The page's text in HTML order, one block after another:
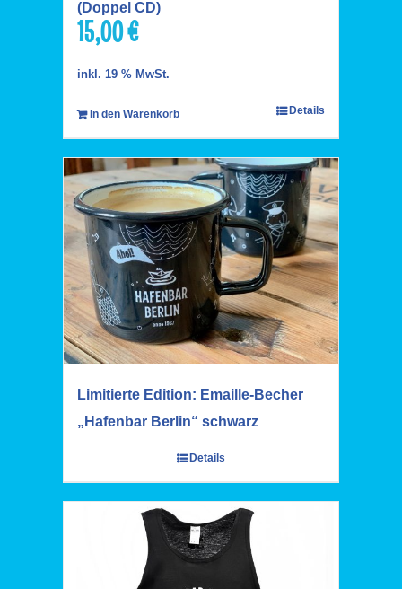
(Doppel CD)
15,00€
inkl. 19 % MwSt.
In den Warenkorb Details
Limitierte Edition: Emaille-Becher
„Hafenbar Berlin“ schwarz
Details